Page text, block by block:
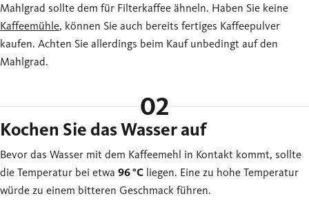
Mahlgrad sollte dem für Filterkaffee ähneln. Haben Sie keine
Kaffeemühle, können Sie auch bereits fertiges Kaffeepulver
kaufen. Achten Sie allerdings beim Kauf unbedingt auf den
Mahlgrad.
02
Kochen Sie das Wasser auf
Bevor das Wasser mit dem Kaffeemehl in Kontakt kommt, sollte
die Temperatur bei etwa 96 °C liegen. Eine zu hohe Temperatur
würde zu einem bitteren Geschmack führen.